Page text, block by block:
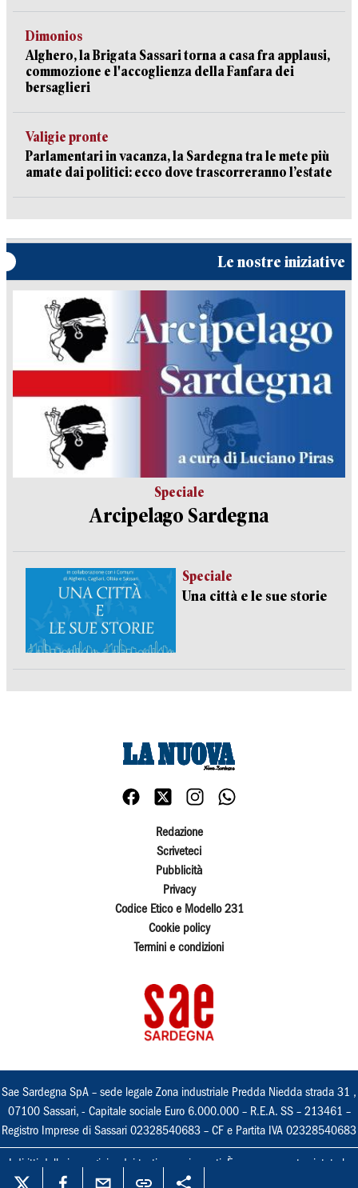
Dimonios
Alghero, la Brigata Sassari torna a casa fra applausi,
commozione e l'accoglienza della Fanfara dei
bersaglieri
Valigie pronte
Parlamentari in vacanza, la Sardegna tra le mete più
amate dai politici: ecco dove trascorreranno l’estate
Le nostre iniziative
Speciale
Arcipelago Sardegna
Speciale
Una città e le sue storie
Redazione
Scriveteci
Pubblicità
Privacy
Codice Etico e Modello 231
Cookie policy
Termini e condizioni
Sae Sardegna SpA – sede legale Zona industriale Predda Niedda strada 31 ,
07100 Sassari, - Capitale sociale Euro 6.000.000 – R.E.A. SS – 213461 –
Registro Imprese di Sassari 02328540683 – CF e Partita IVA 02328540683
I diritti delle immagini e dei testi sono riservati. È espressamente vietata la
loro riproduzione con qualsiasi mezzo e l'adattamento totale o parziale.